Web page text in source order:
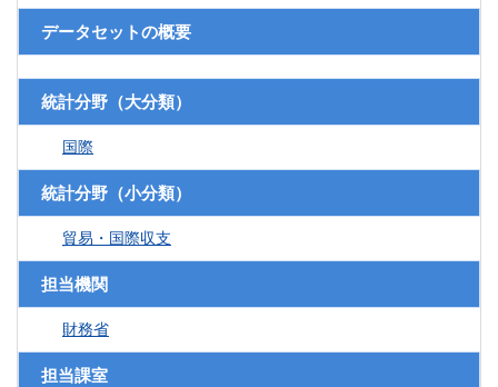
データセットの概要
統計分野（大分類）
国際
統計分野（小分類）
貿易・国際収支
担当機関
財務省
担当課室